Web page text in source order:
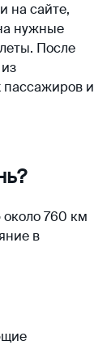
на сайте,
нужные
После
и
760 км
в